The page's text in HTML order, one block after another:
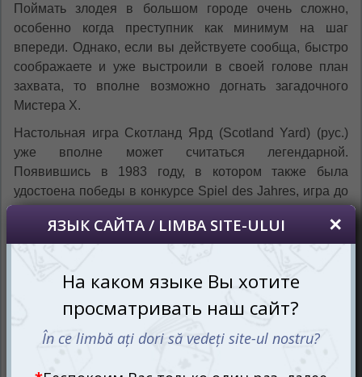
Поймать злодея в большом городе очень сложно,
особенно когда преступник как минимум на шаг
впереди. Однако, если вы действуете сообща, быстро
соображаете и уже выстроили в своей голове план
захвата, то вполне возможно догнать загадочного
Мистера Х.
Настольная игра Скотланд Ярд (Scotland Yard) (рус.)
уже вполне может считаться легендарной.
Появившись в 1983 году, в котором также была
удостоена победы в конкурсе Spiel des Jahres, игра до
поклонников детективного жанра. Помимо прочего ни
разноязычных версий. Просто классика детектива с
погоней.
Хочешь поймать Мистера Х? Думай